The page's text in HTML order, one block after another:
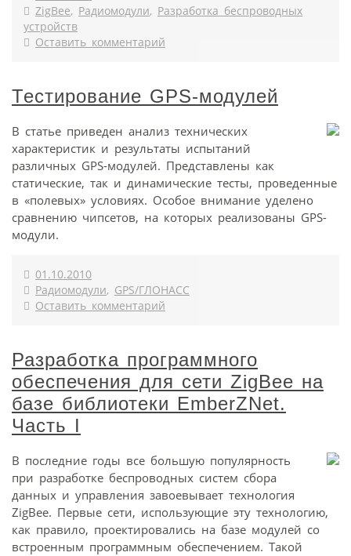
ZigBee, Радиомодули, Разработка беспроводных
устройств
Оставить комментарий
Тестирование GPS-модулей
В статье приведен анализ технических
характеристик и результаты испытаний
различных GPS-модулей. Представлены как
статические, так и динамические тесты, проведенные
в «полевых» условиях. Особое внимание уделено
сравнению чипсетов, на которых реализованы GPS-
модули.
01.10.2010
Радиомодули, GPS/ГЛОНАСС
Оставить комментарий
Разработка программного
обеспечения для сети ZigBee на
базе библиотеки EmberZNet.
Часть I
В последние годы все большую популярность
при разработке беспроводных систем сбора
данных и управления завоевывает технология
ZigBee. Первые сети, использующие эту технологию,
как правило, проектировались на базе модулей со
встроенным программным обеспечением. Такой